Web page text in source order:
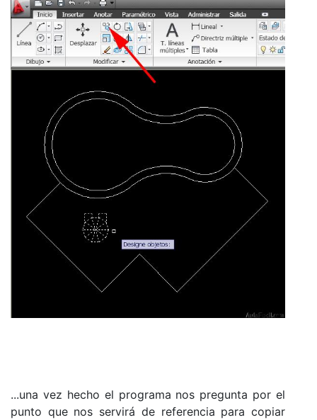
...una vez hecho el programa nos pregunta por el
punto que nos servirá de referencia para copiar